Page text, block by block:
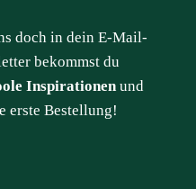
doch in dein E-Mail-
bekommst du
Inspirationenund
erste Bestellung!